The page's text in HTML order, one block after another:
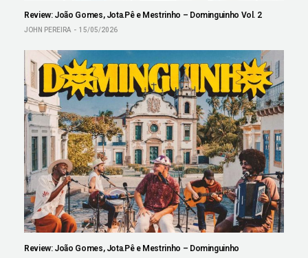
Review: João Gomes, Jota.Pê e Mestrinho – Dominguinho Vol. 2
JOHN PEREIRA 15/05/2026
Review: João Gomes, Jota.Pê e Mestrinho – Dominguinho